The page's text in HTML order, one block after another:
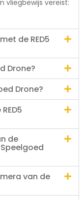
vliegbewijs vereist:
de RED5
Drone?
Drone?
de
van de